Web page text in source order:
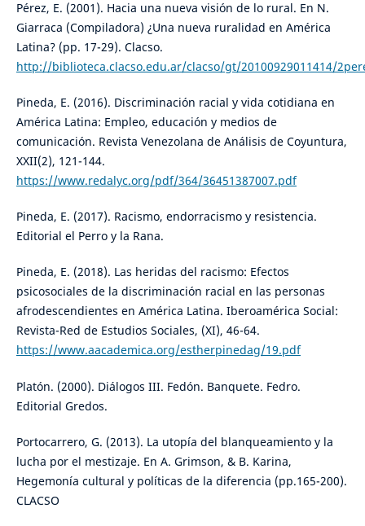
Pérez, E. (2001). Hacia una nueva visión de lo rural. En N.
Giarraca (Compiladora) ¿Una nueva ruralidad en América
Latina? (pp. 17-29). Clacso.
http://biblioteca.clacso.edu.ar/clacso/gt/20100929011414/
Pineda, E. (2016). Discriminación racial y vida cotidiana en
América Latina: Empleo, educación y medios de
comunicación. Revista Venezolana de Análisis de Coyuntura,
XXII(2), 121-144.
https://www.redalyc.org/pdf/364/36451387007.pdf
Pineda, E. (2017). Racismo, endorracismo y resistencia.
Editorial el Perro y la Rana.
Pineda, E. (2018). Las heridas del racismo: Efectos
psicosociales de la discriminación racial en las personas
afrodescendientes en América Latina. Iberoamérica Social:
Revista-Red de Estudios Sociales, (XI), 46-64.
https://www.aacademica.org/estherpinedag/19.pdf
Platón. (2000). Diálogos III. Fedón. Banquete. Fedro.
Editorial Gredos.
Portocarrero, G. (2013). La utopía del blanqueamiento y la
lucha por el mestizaje. En A. Grimson, & B. Karina,
Hegemonía cultural y políticas de la diferencia (pp.165-200).
CLACSO